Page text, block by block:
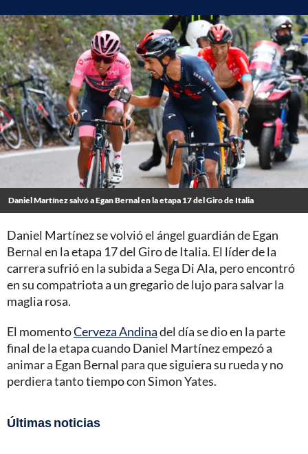
Daniel Martínez salvó a Egan Bernal en la etapa 17 del Giro de Italia
Daniel Martínez se volvió el ángel guardián de Egan
Bernal en la etapa 17 del Giro de Italia. El líder de la
carrera sufrió en la subida a Sega Di Ala, pero encontró
en su compatriota a un gregario de lujo para salvar la
maglia rosa.
El momentoCerveza Andinadel día se dio en la parte
final de la etapa cuando Daniel Martínez empezó a
animar a Egan Bernal para que siguiera su rueda y no
perdiera tanto tiempo con Simon Yates.
Últimas noticias